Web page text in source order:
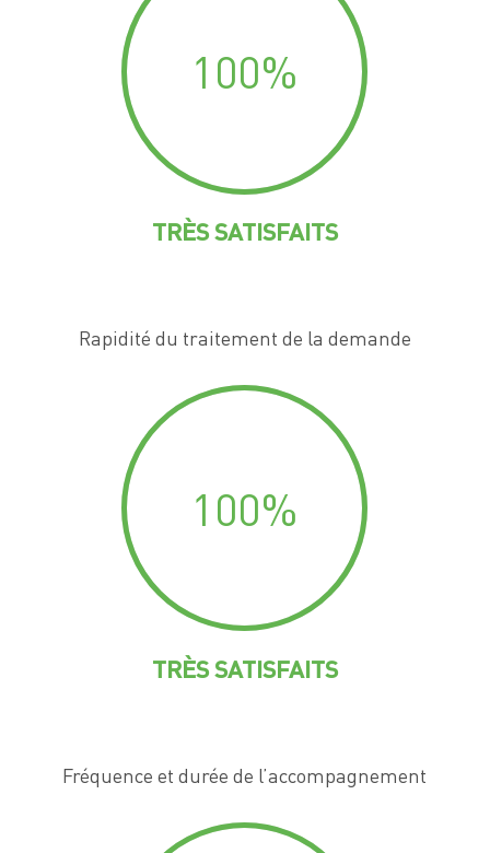
100%
TRÈS SATISFAITS
Rapidité du traitement de la demande
100%
TRÈS SATISFAITS
Fréquence et durée de l’accompagnement